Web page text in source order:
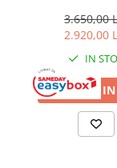
3.650,00
2.920,00
IN
ADAUGA IN